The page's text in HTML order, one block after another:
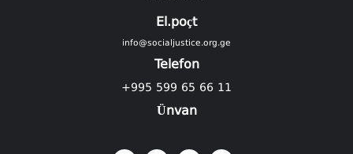
El.poçt
info@socialjustice.org.ge
Telefon
+995 599 65 66 11
Ünvan